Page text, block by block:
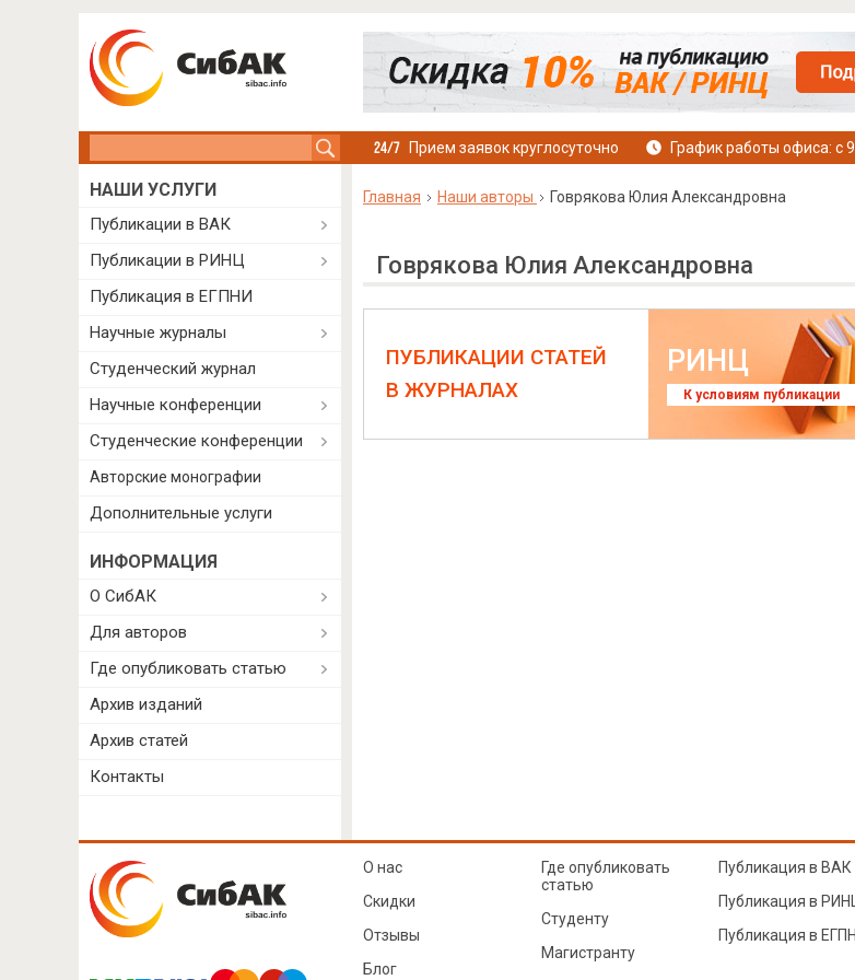
Прием заявок круглосуточно График работы офиса: с
Главная Наши авторы Говрякова Юлия Александровна
Говрякова Юлия Александровна
ПУБЛИКАЦИИ СТАТЕЙ
В ЖУРНАЛАХ
РИНЦ
К условиям публикации
НАШИ УСЛУГИ
Публикации в ВАК
Публикации в РИНЦ
Публикация в ЕГПНИ
Научные журналы
Студенческий журнал
Научные конференции
Студенческие конференции
Авторские монографии
Дополнительные услуги
ИНФОРМАЦИЯ
О СибАК
Для авторов
Где опубликовать статью
Архив изданий
Архив статей
Контакты
О нас
Скидки
Отзывы
Блог
Где опубликовать
статью
Студенту
Магистранту
Публикация в ВАК
Публикация в
Публикация в